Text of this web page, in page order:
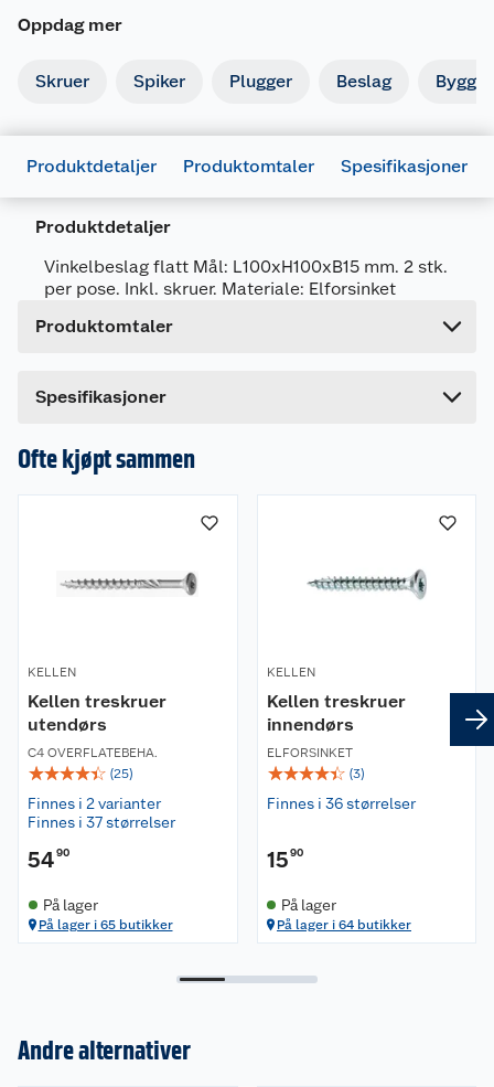
Oppdag mer
Skruer Spiker Plugger Beslag
Produktdetaljer Produktomtaler Spesifikasjoner
Produktdetaljer
Vinkelbeslag flatt Mål: L100xH100xB15 mm. 2 stk.
per pose. Inkl. skruer. Materiale: Elforsinket
Produktomtaler
Spesifikasjoner
Artikkelnummer
5708614206249
Forpakningsmål
Bruttovekt
0.084 kg
Høyde
Ofte kjøpt sammen
KELLEN
Kellen treskruer
utendørs
C4 OVERFLATEBEHA.
☆☆☆☆☆ (25)
Finnes i 2 varianter
Finnes i 37 størrelser
5490
På lager
På lager i 65 butikker
KELLEN
Kellen treskruer
innendørs
ELFORSINKET
☆☆☆☆☆ (3)
Finnes i 36 størrelser
15 90
På lager
På lager i 64 butikker
Andre alternativer
Om oss